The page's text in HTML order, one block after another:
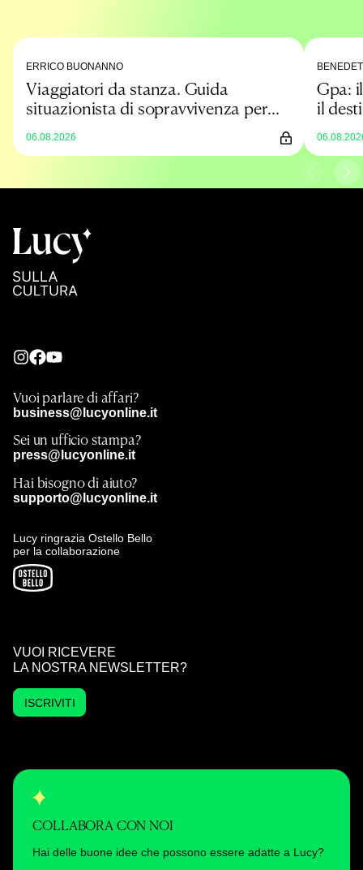
ERRICO BUONANNO
Viaggiatori da stanza. Guida
situazionista di sopravvivenza per
06.08.2026
Gpa:
il
Vuoi parlare di affari?
business@lucyonline.it
Sei un ufficio stampa?
press@lucyonline.it
Hai bisogno di aiuto?
supporto@lucyonline.it
Lucy ringrazia Ostello Bello
per la collaborazione
VUOI RICEVERE
LA NOSTRA NEWSLETTER?
ISCRIVITI
COLLABORA CON NOI
Hai delle buone idee che possono essere adatte a Lucy?